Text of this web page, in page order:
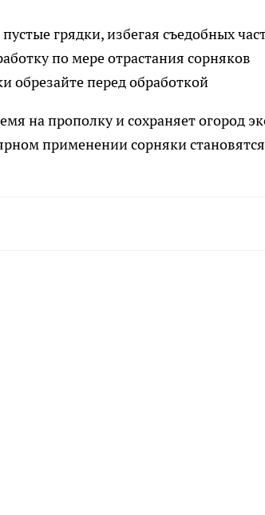
грядки, избегая съедобных
по мере отрастания сорняков
обрезайте перед обработкой
на прополку и сохраняет огород
применении сорняки